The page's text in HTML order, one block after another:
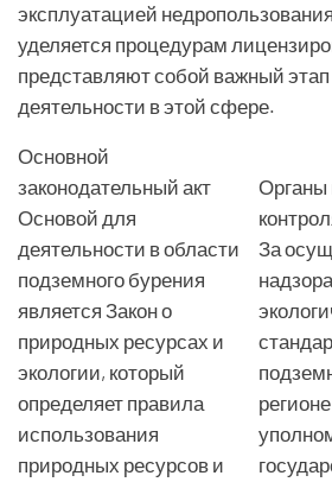
эксплуатацией
уделяется процедурам
представляют собой важный этап
деятельности в этой сфере.
Основной
законодательный акт
Основой для
деятельности в области
подземного бурения
является Закон о
природных ресурсах и
экологии, который
определяет правила
использования
природных ресурсов и
Органы
За